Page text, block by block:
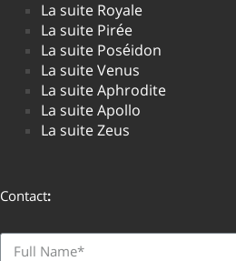
La suite Royale
La suite Pirée
La suite Poséidon
La suite Venus
La suite Aphrodite
La suite Apollo
La suite Zeus
Contact: